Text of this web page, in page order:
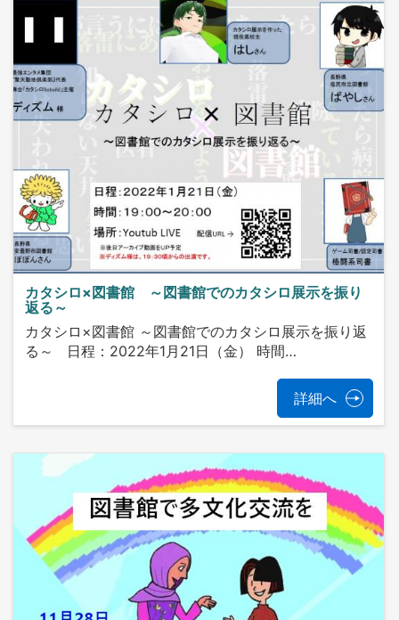
カタシロ×図書館 ～図書館でのカタシロ展示を振り
返る～
カタシロ×図書館 ～図書館でのカタシロ展示を振り返
る～ 日程：2022年1月21日（金） 時間…
詳細へ